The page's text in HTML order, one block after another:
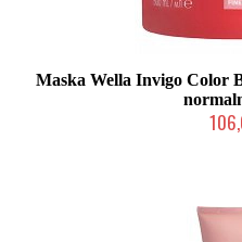
Maska Wella Invigo Color